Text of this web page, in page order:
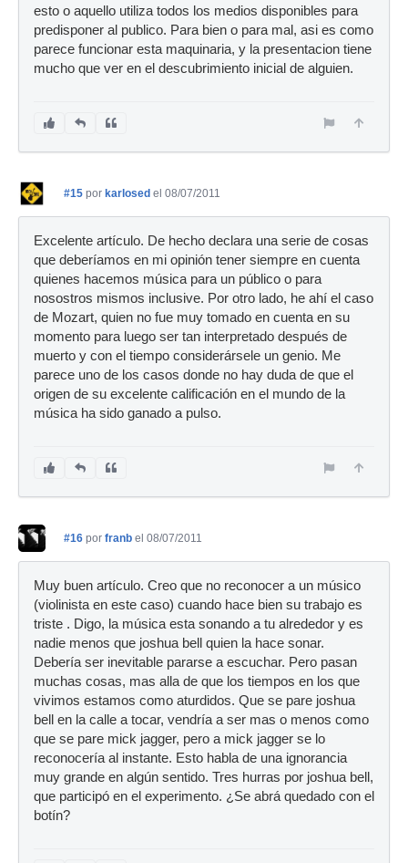
esto o aquello utiliza todos los medios disponibles para
predisponer al publico. Para bien o para mal, asi es como
parece funcionar esta maquinaria, y la presentacion tiene
mucho que ver en el descubrimiento inicial de alguien.
#15 por karlosed el 08/07/2011
Excelente artículo. De hecho declara una serie de cosas
que deberíamos en mi opinión tener siempre en cuenta
quienes hacemos música para un público o para
nosostros mismos inclusive. Por otro lado, he ahí el caso
de Mozart, quien no fue muy tomado en cuenta en su
momento para luego ser tan interpretado después de
muerto y con el tiempo considerársele un genio. Me
parece uno de los casos donde no hay duda de que el
origen de su excelente calificación en el mundo de la
música ha sido ganado a pulso.
#16 por franb el 08/07/2011
Muy buen artículo. Creo que no reconocer a un músico
(violinista en este caso) cuando hace bien su trabajo es
triste . Digo, la música esta sonando a tu alrededor y es
nadie menos que joshua bell quien la hace sonar.
Debería ser inevitable pararse a escuchar. Pero pasan
muchas cosas, mas alla de que los tiempos en los que
vivimos estamos como aturdidos. Que se pare joshua
bell en la calle a tocar, vendría a ser mas o menos como
que se pare mick jagger, pero a mick jagger se lo
reconocería al instante. Esto habla de una ignorancia
muy grande en algún sentido. Tres hurras por joshua bell,
que participó en el experimento. ¿Se abrá quedado con el
botín?